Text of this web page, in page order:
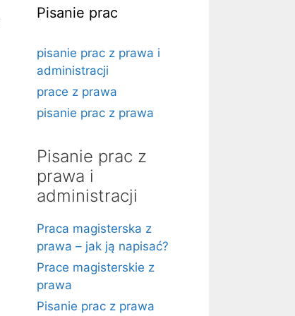
Pisanie prac
pisanie prac z prawa i
administracji
prace z prawa
pisanie prac z prawa
Pisanie prac z
prawa i
administracji
Praca magisterska z
prawa – jak ją napisać?
Prace magisterskie z
prawa
Pisanie prac z prawa